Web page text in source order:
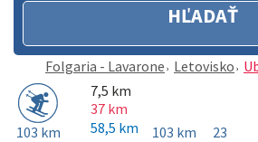
HĽADAŤ
Folgaria - Lavarone Letovisko
103 km
7,5 km
37 km
58,5 km
103 km 23